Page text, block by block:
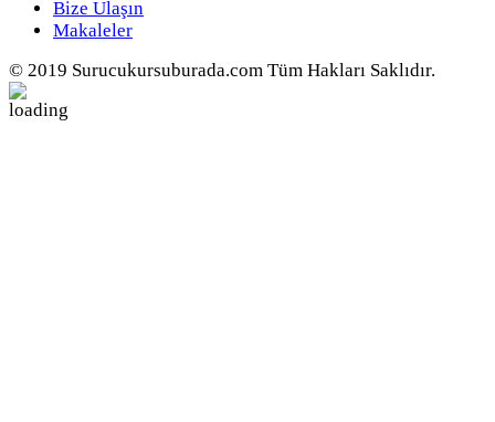
Bize Ulaşın
Makaleler
© 2019 Surucukursuburada.com Tüm Hakları Saklıdır.